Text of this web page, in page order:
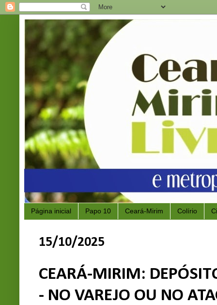
Página inicial Papo 10 Ceará-Mirim Colírio
15/10/2025
CEARÁ-MIRIM:
- NO VAREJO OU NO